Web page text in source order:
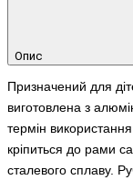
Опис
Призначений для
виготовлена з
термін
кріпиться до рами
сталевого сплаву.